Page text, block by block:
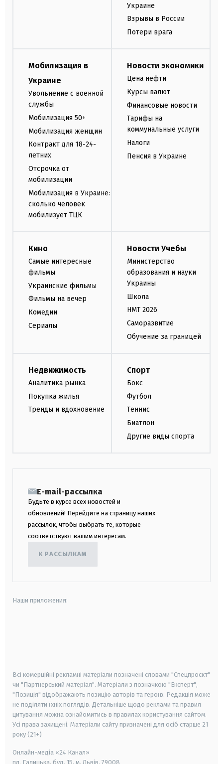
Украине
Взрывы в России
Потери врага
Мобилизация в
Украине
Увольнение с военной
службы
Мобилизация 50+
Мобилизация женщин
Контракт для 18-24-
летних
Отсрочка от
мобилизации
Мобилизация в Украине:
сколько человек
мобилизует ТЦК
Новости экономики
Цена нефти
Курсы валют
Финансовые новости
Тарифы на
коммунальные услуги
Налоги
Пенсия в Украине
Кино
Самые интересные
фильмы
Украинские фильмы
Фильмы на вечер
Комедии
Сериалы
Новости Учебы
Министерство
образования и науки
Украины
Школа
НМТ 2026
Саморазвитие
Обучение за границей
Недвижимость
Аналитика рынка
Покупка жилья
Тренды и вдохновение
Спорт
Бокс
Футбол
Теннис
Биатлон
Другие виды спорта
E-mail-рассылка
Будьте в курсе всех новостей и
обновлений! Перейдите на страницу наших
рассылок, чтобы выбрать те, которые
соответствуют вашим интересам.
К РАССЫЛКАМ
Наши приложения:
Всі комерційні рекламні матеріали позначені словами "Спецпроєкт"
чи "Партнерський матеріал". Матеріали з позначкою "Експерт",
"Позиція" відображають позицію авторів та героїв. Редакція може
не поділяти їхніх поглядів. Детальніше щодо реклами та правил
цитування можна ознайомитись в правилах користування сайтом.
Усі права захищені. Матеріали сайту призначені для осіб старше 21
року (21+)
Онлайн-медіа «24 Канал»
пл. Галицька, буд. 15, м. Львів, 79008